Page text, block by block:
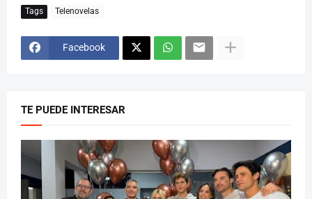
Tags Telenovelas
Facebook
TE PUEDE INTERESAR